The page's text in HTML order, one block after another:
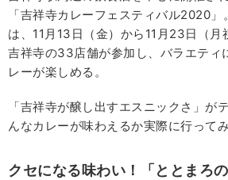
「吉祥寺カレーフェスティバル2020
は、11月13日（金）から11月23日（月
吉祥寺の33店舗が参加し、バラエティ
レーが楽しめる。
「吉祥寺が醸し出すエスニックさ」が
んなカレーが味わえるか実際に行ってみ
クセになる味わい！「ととまろ